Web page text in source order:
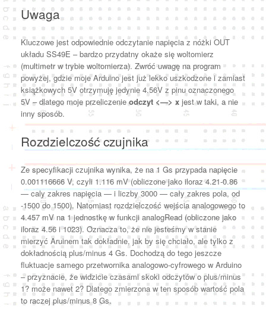
Uwaga
Kluczowe jest odpowiednie odczytanie napięcia z nóżki OUT
układu SS49E – bardzo przydatny okaże się woltomierz
(multimetr w trybie woltomierza). Zwróć uwagę na program
powyżej, gdzie moje Arduino jest już lekko uszkodzone i zamiast
książkowych 5V otrzymuję jedynie 4.56V z pinu oznaczonego
5V – dlatego moje przeliczenieodczyt <—> x jest w taki, a nie
inny sposób.
Rozdzielczość czujnika
Ze specyfikacji czujnika wynika, że na 1 Gs przypada napięcie
0.001116666 V, czyli 1.116 mV (obliczone jako iloraz 4.21-0.86
— caly zakres napięcia — i liczby 3000 — cały zakres pola, od
-1500 do 1500). Natomiast rozdzielczość wejścia analogowego to
4.457 mV na 1 jednostkę w funkcji analogRead (obliczone jako
iloraz 4.56 i 1023). Oznacza to, że nie jesteśmy w stanie
mierzyć Aruinem tak dokładnie, jak by się chciało, ale tylko z
dokładnością plus/minus 4 Gs. Dochodzą do tego jeszcze
fluktuacje samego przetwornika analogowo-cyfrowego w Arduino
– przyznacie, że widzicie czasami skoki odczytów o plus/minus
1? może nawet 2? Dlatego zmierzona w ten sposób wartość pola
to raczej plus/minus 8 Gs.